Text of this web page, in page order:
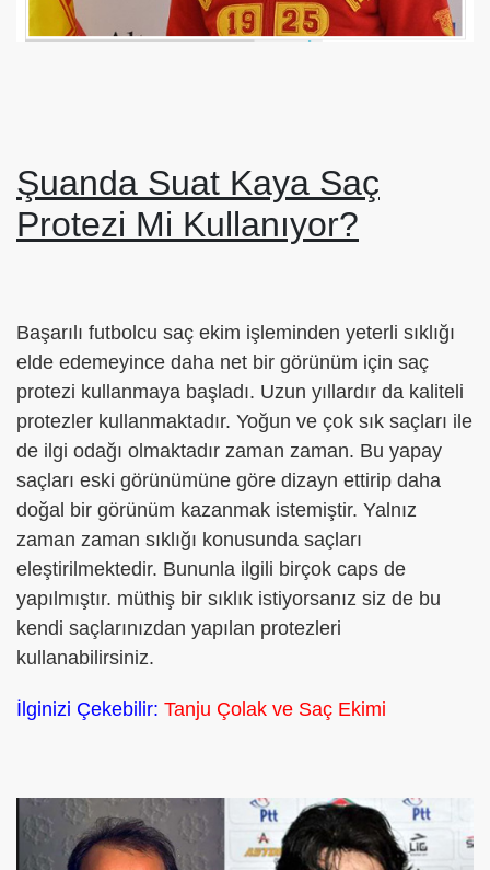
Şuanda Suat Kaya Saç
Protezi Mi Kullanıyor?
Başarılı futbolcu saç ekim işleminden yeterli sıklığı
elde edemeyince daha net bir görünüm için saç
protezi kullanmaya başladı. Uzun yıllardır da kaliteli
protezler kullanmaktadır. Yoğun ve çok sık saçları ile
de ilgi odağı olmaktadır zaman zaman. Bu yapay
saçları eski görünümüne göre dizayn ettirip daha
doğal bir görünüm kazanmak istemiştir. Yalnız
zaman zaman sıklığı konusunda saçları
eleştirilmektedir. Bununla ilgili birçok caps de
yapılmıştır. müthiş bir sıklık istiyorsanız siz de bu
kendi saçlarınızdan yapılan protezleri
kullanabilirsiniz.
İlginizi Çekebilir: Tanju Çolak ve Saç Ekimi